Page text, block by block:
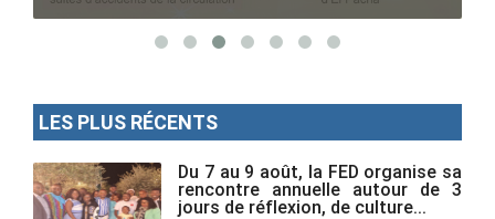
LES PLUS RÉCENTS
Du 7 au 9 août, la FED organise sa
rencontre annuelle autour de 3
jours de réflexion, de culture...